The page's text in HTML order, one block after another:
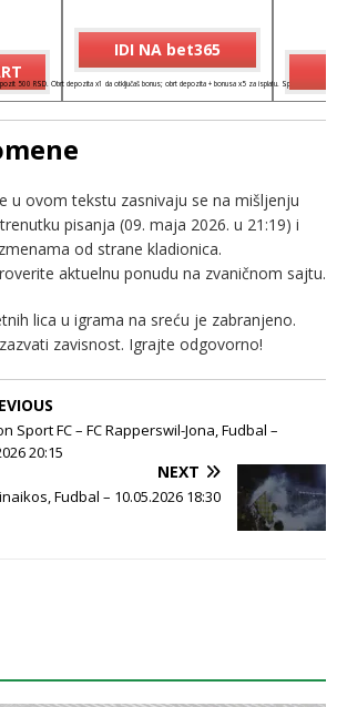
IDI NA bet365
500 RSD. Obrt depozita x1 da otključaš bonus; obrt depozita + bonusa x5 za isplatu. Spinovi važe 7
u ovom tekstu zasnivaju se na mišljenju
pisanja (09. maja 2026. u 21:19) i
od strane kladionica.
aktuelnu ponudu na zvaničnom sajtu.
lica u igrama na sreću je zabranjeno.
zavisnost. Igrajte odgovorno!
Sport FC – FC Rapperswil-Jona, Fudbal –
20:15
NEXT
Fudbal – 10.05.2026 18:30